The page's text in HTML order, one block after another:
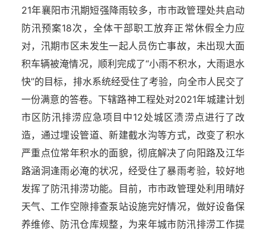
21年襄阳市汛期短强降雨较多，市市政管理处共启动
防汛预案18次，全体干部职工放弃正常休假全力应
对，汛期市区未发生一起人员伤亡事故，未出现大面
积车辆被淹情况，顺利完成了“小雨不积水，大雨退水
快”的目标，排水系统经受住了考验，向全市人民交了
一份满意的答卷。下辖路神工程处对2021年城建计划
市区防汛排涝应急项目中12处城区渍涝点进行了改
造，通过埋设管道、新建截水沟等方式，改变了积水
严重点位常年积水的面貌，彻底解决了向阳路及江华
路涵洞逢雨必淹的状况，经受住了暴雨考验，较好地
发挥了防汛排涝功能。目前，市市政管理处利用晴好
天气、工作空隙排查泵站设施完好情况，做好设备保
养维修、防汛仓库规整，为来年城市防汛排涝工作提